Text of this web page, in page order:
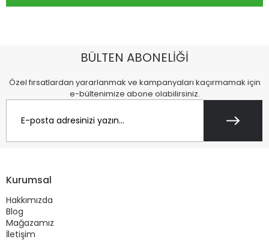
BÜLTEN ABONELİĞİ
Özel fırsatlardan yararlanmak ve kampanyaları kaçırmamak için
e-bültenimize abone olabilirsiniz.
Kurumsal
Hakkımızda
Blog
Mağazamız
İletişim